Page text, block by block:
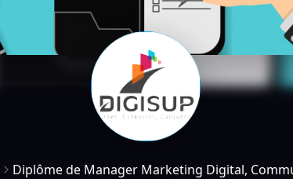
Diplôme de Manager Marketing Digital,